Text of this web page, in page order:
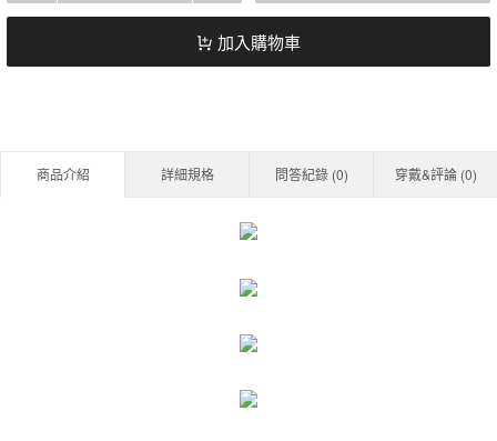
加入購物車
商品介紹 詳細規格 問答紀錄 (0) 穿戴&評論 (0)